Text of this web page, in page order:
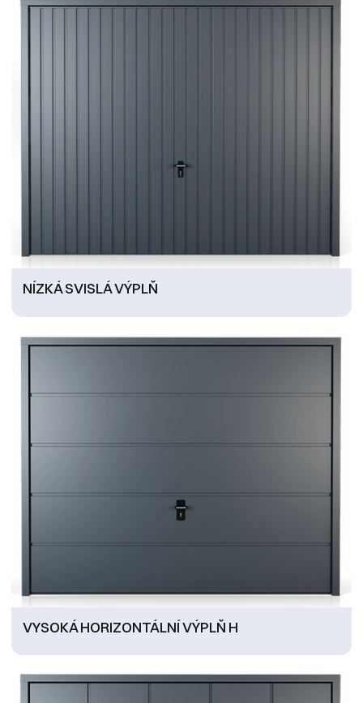
NÍZKÁ SVISLÁ VÝPLŇ
VYSOKÁ HORIZONTÁLNÍ VÝPLŇ H